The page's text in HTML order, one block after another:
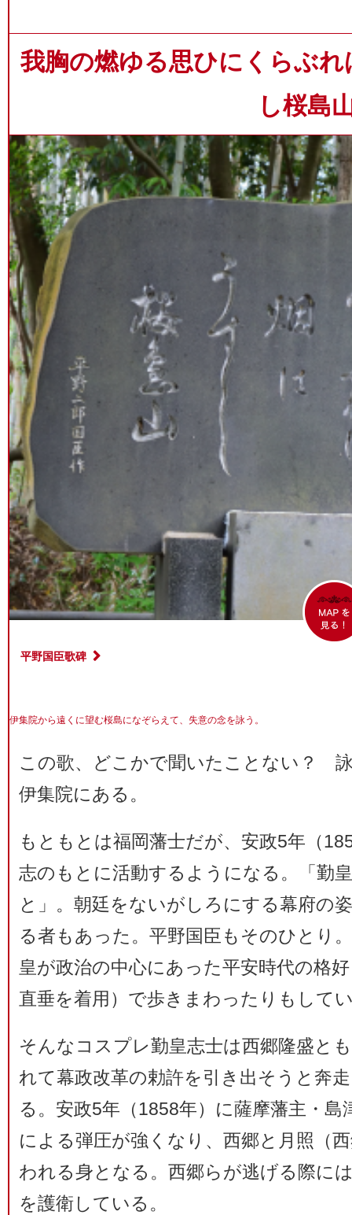
我胸の燃ゆる思ひにくらぶ
し桜島
平野国臣歌碑
伊集院から遠くに望む桜島になぞらえて、失意の念を詠う。
この歌、どこかで聞いたことない？
伊集院にある。
もともとは福岡藩士だが、安政5年（
志のもとに活動するようになる。「勤
と」。朝廷をないがしろにする幕府の
る者もあった。平野国臣もそのひとり
皇が政治の中心にあった平安時代の格
直垂を着用）で歩きまわったりもして
そんなコスプレ勤皇志士は西郷隆盛と
れて幕政改革の勅許を引き出そうと奔
る。安政5年（1858年）に薩摩藩主・
による弾圧が強くなり、西郷と月照（
われる身となる。西郷らが逃げる際に
を護衛している。